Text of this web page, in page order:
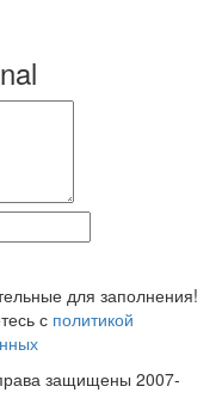
для заполнения!
с политикой
защищены 2007-